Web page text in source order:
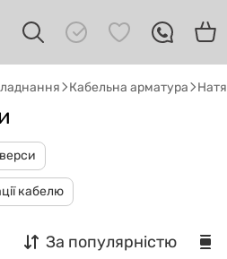
Кабельна арматура
кабелю
За популярністю
— допоможу